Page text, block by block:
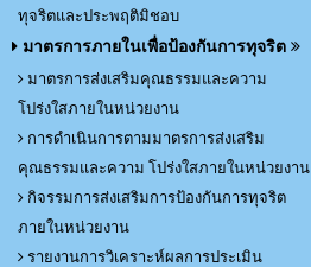
ทุจริตและประพฤติมิชอบ
มาตรการภายในเพื่อป้องกันการทุจริต
มาตรการส่งเสริมคุณธรรมและความ
โปร่งใสภายในหน่วยงาน
การดำเนินการตามมาตรการส่งเสริม
คุณธรรมและความ โปร่งใสภายในหน่วยงาน
กิจรรมการส่งเสริมการป้องกันการทุจริต
ภายในหน่วยงาน
รายงานการวิเคราะห์ผลการประเมิน